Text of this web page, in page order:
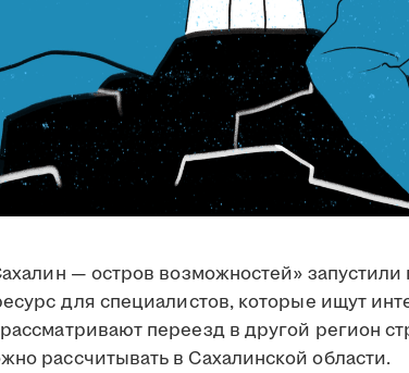
— остров возможностей» запустили
для специалистов, которые ищут
переезд в другой регион
рассчитывать в Сахалинской области.